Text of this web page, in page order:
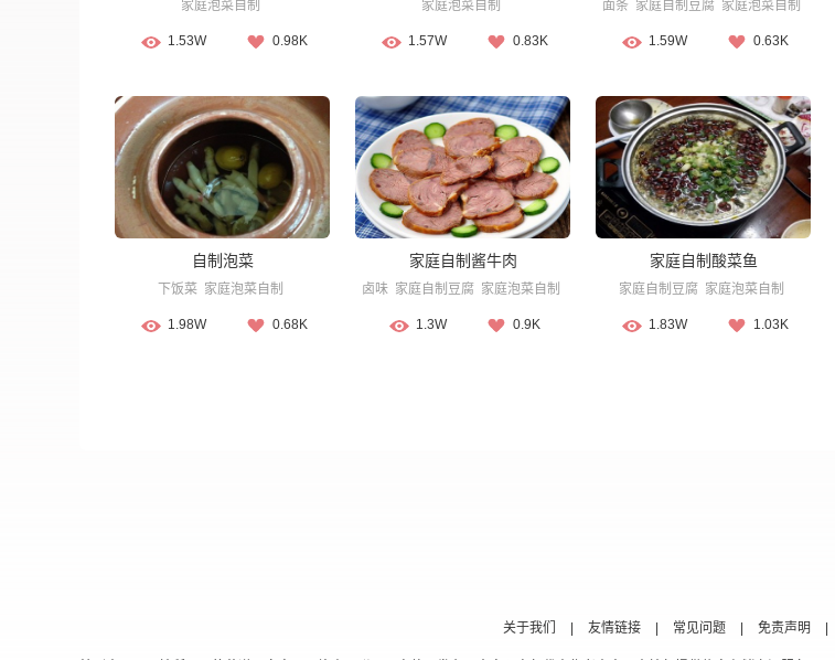
家庭泡菜自制
1.53W 0.98K
家庭泡菜自制
1.57W 0.83K
面条 家庭自制豆腐 家庭泡菜自制
1.59W 0.63K
自制泡菜
下饭菜 家庭泡菜自制
1.98W 0.68K
家庭自制酱牛肉
卤味 家庭自制豆腐 家庭泡菜自制
1.3W 0.9K
家庭自制酸菜鱼
家庭自制豆腐 家庭泡菜自制
1.83W 1.03K
关于我们 友情链接 常见问题 免责声明